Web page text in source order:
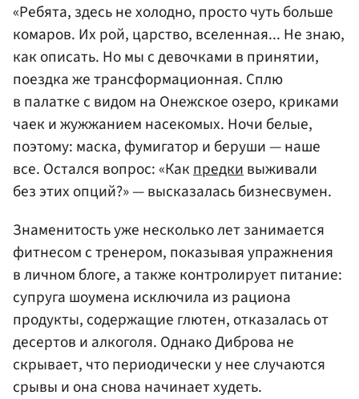
«Ребята, здесь не холодно, просто чуть больше
комаров. Их рой, царство, вселенная... Не знаю,
как описать. Но мы с девочками в принятии,
поездка же трансформационная. Сплю
в палатке с видом на Онежское озеро, криками
чаек и жужжанием насекомых. Ночи белые,
поэтому: маска, фумигатор и беруши — наше
все. Остался вопрос: «Какпредкивыживали
без этих опций?» — высказалась бизнесвумен.
Знаменитость уже несколько лет занимается
фитнесом с тренером, показывая упражнения
в личном блоге, а также контролирует питание:
супруга шоумена исключила из рациона
продукты, содержащие глютен, отказалась от
десертов и алкоголя. Однако Диброва не
скрывает, что периодически у нее случаются
срывы и она снова начинает худеть.